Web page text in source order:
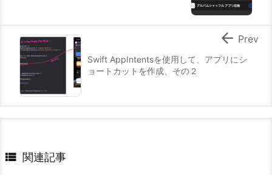
Swift AppIntentsを使用して、アプリにシ
ョートカットを作成、その２
 Prev
 関連記事